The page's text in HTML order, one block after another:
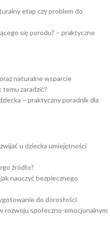
etap czy problem do
się porodu? – praktyczne
naturalne wsparcie
temu zaradzić?
– praktyczny poradnik dla
u dziecka umiejętności
źródło?
nauczyć bezpiecznego
do dorosłości
rozwoju społeczno-emocjonalnym